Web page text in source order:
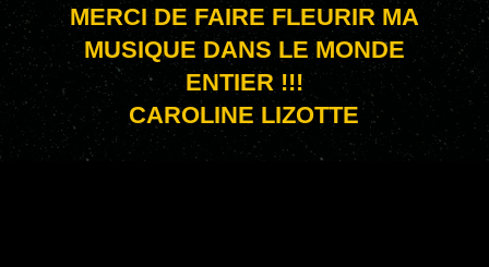
MERCI DE FAIRE FLEURIR MA
MUSIQUE DANS LE MONDE
ENTIER !!!
CAROLINE LIZOTTE